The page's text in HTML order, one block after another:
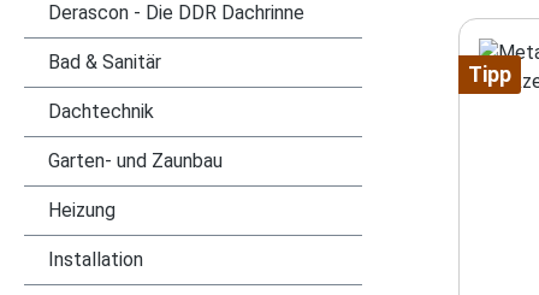
Derascon - Die DDR Dachrinne
Bad & Sanitär
Dachtechnik
Garten- und Zaunbau
Heizung
Installation
Tipp